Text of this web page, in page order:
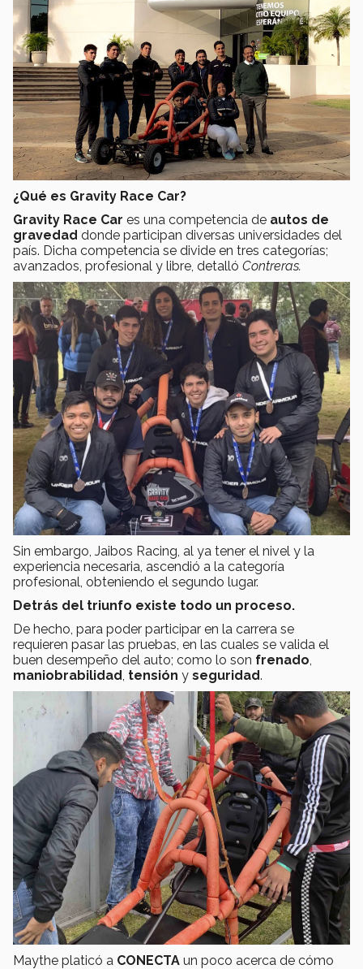
¿Qué es Gravity Race Car?
Gravity Race Car es una competencia de autos de
gravedad donde participan diversas universidades del
país. Dicha competencia se divide en tres categorías;
avanzados, profesional y libre, detalló Contreras.
Sin embargo, Jaibos Racing, al ya tener el nivel y la
experiencia necesaria, ascendió a la categoría
profesional, obteniendo el segundo lugar.
Detrás del triunfo existe todo un proceso.
De hecho, para poder participar en la carrera se
requieren pasar las pruebas, en las cuales se valida el
buen desempeño del auto; como lo son frenado
maniobrabilidad tensión y seguridad.
Maythe platicó a CONECTA un poco acerca de cómo